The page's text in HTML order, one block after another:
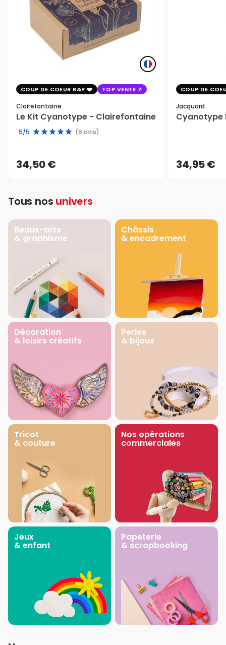
COUP DE COEUR R&P TOP VENTE
Clairefontaine
Le Kit Cyanotype - Clairefontaine
5/5 (6 avis)
34,50 €
COUP DE
Jacquard
Cyanotype
34,95 €
Tous nos univers
Beaux-arts
& graphisme
Châssis
& encadrement
Décoration
& loisirs créatifs
Perles
& bijoux
Tricot
& couture
Nos opérations
commerciales
Jeux
& enfant
Papeterie
& scrapbooking